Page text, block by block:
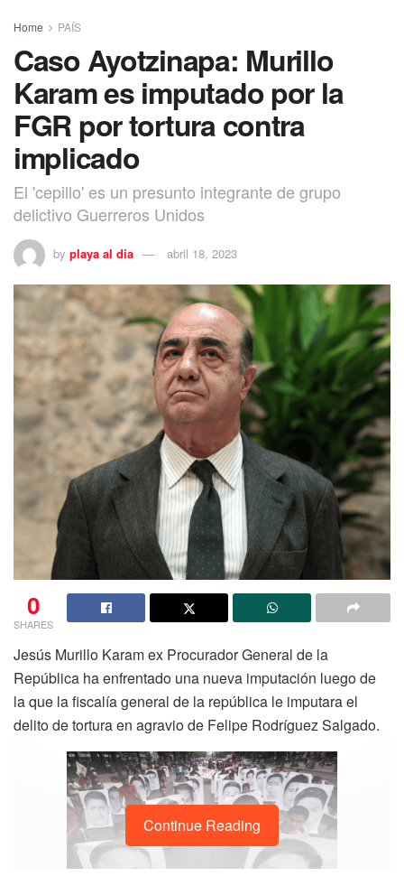
Home PAÍS
Caso Ayotzinapa: Murillo
Karam es imputado por la
FGR por tortura contra
implicado
El 'cepillo' es un presunto integrante de grupo
delictivo Guerreros Unidos
by playa al dia abril 18, 2023
0
SHARES
Jesús Murillo Karam ex Procurador General de la
República ha enfrentado una nueva imputación luego de
la que la fiscalía general de la república le imputara el
delito de tortura en agravio de Felipe Rodríguez Salgado.
Continue Reading